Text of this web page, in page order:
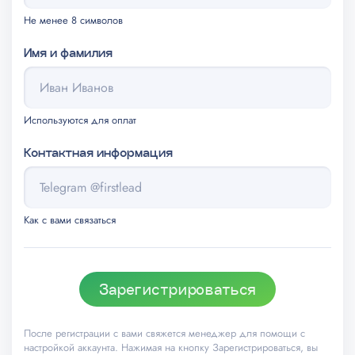
Не менее 8 символов
Имя и фамилия
Используются для оплат
Контактная информация
Как с вами связаться
Зарегистрироваться
После регистрации с вами свяжется менеджер для помощи с
настройкой аккаунта. Нажимая на кнопку Зарегистрироваться, вы